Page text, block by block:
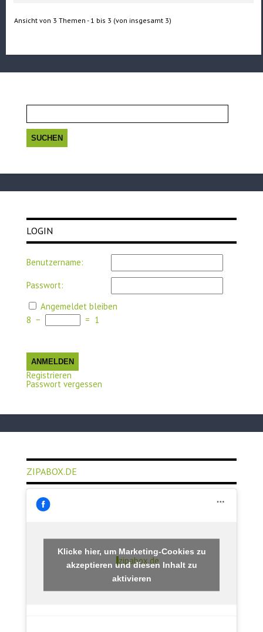
Ansicht von 3 Themen - 1 bis 3 (von insgesamt 3)
LOGIN
Benutzername:
Passwort:
Angemeldet bleiben
8 − = 1
ANMELDEN
Registrieren
Passwort vergessen
ZIPABOX.DE
zipabox.de
Klicke hier, um Marketing-Cookies zu
akzeptieren und diesen Inhalt zu
aktivieren